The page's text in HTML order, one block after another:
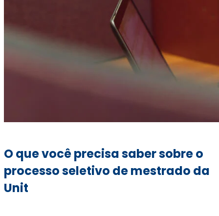
O que você precisa saber sobre o
processo seletivo de mestrado da
Unit